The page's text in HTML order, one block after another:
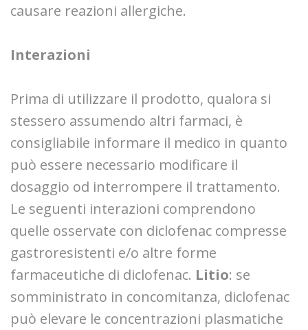
causare reazioni allergiche.
Interazioni
Prima di utilizzare il prodotto, qualora si
stessero assumendo altri farmaci, è
consigliabile informare il medico in quanto
può essere necessario modificare il
dosaggio od interrompere il trattamento.
Le seguenti interazioni comprendono
quelle osservate con diclofenac compresse
gastroresistenti e/o altre forme
farmaceutiche di diclofenac. Litio: se
somministrato in concomitanza, diclofenac
può elevare le concentrazioni plasmatiche